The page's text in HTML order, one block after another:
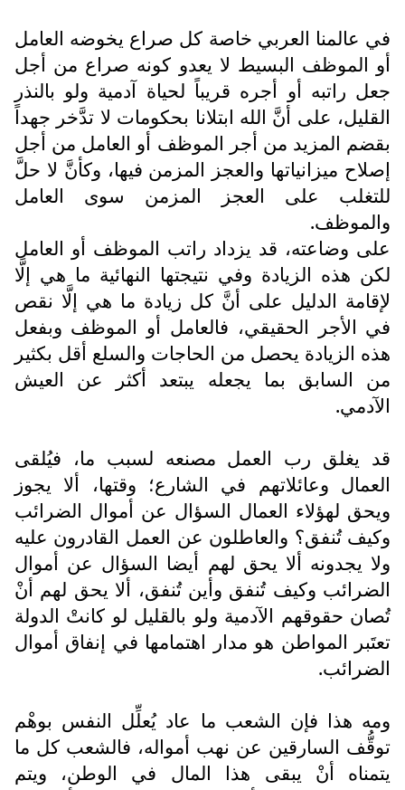
في عالمنا العربي خاصة كل صراع يخوضه العامل
أو الموظف البسيط لا يعدو كونه صراع من أجل
جعل راتبه أو أجره قريباً لحياة آدمية ولو بالنذر
القليل، على أنَّ الله ابتلانا بحكومات لا تدَّخر جهداً
بقضم المزيد من أجر الموظف أو العامل من أجل
إصلاح ميزانياتها والعجز المزمن فيها، وكأنَّ لا حلَّ
للتغلب على العجز المزمن سوى العامل
والموظف.
على وضاعته، قد يزداد راتب الموظف أو العامل
لكن هذه الزيادة وفي نتيجتها النهائية ما هي إلَّا
لإقامة الدليل على أنَّ كل زيادة ما هي إلَّا نقص
في الأجر الحقيقي، فالعامل أو الموظف وبفعل
هذه الزيادة يحصل من الحاجات والسلع أقل بكثير
من السابق بما يجعله يبتعد أكثر عن العيش
الآدمي.
قد يغلق رب العمل مصنعه لسبب ما، فيُلقى
العمال وعائلاتهم في الشارع؛ وقتها، ألا يجوز
ويحق لهؤلاء العمال السؤال عن أموال الضرائب
وكيف تُنفق؟ والعاطلون عن العمل القادرون عليه
ولا يجدونه ألا يحق لهم أيضا السؤال عن أموال
الضرائب وكيف تُنفق وأين تُنفق، ألا يحق لهم أنْ
تُصان حقوقهم الآدمية ولو بالقليل لو كانتْ الدولة
تعتَبر المواطن هو مدار اهتمامها في إنفاق أموال
الضرائب.
ومه هذا فإن الشعب ما عاد يُعلِّل النفس بوهْم
توقُّف السارقين عن نهب أمواله، فالشعب كل ما
يتمناه أنْ يبقى هذا المال في الوطن، ويتم